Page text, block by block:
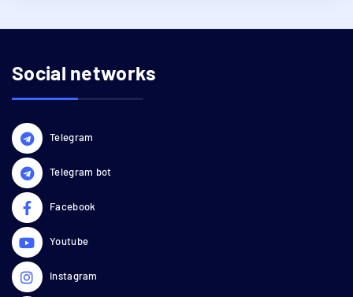
Social networks
Telegram
Telegram bot
Facebook
Youtube
Instagram